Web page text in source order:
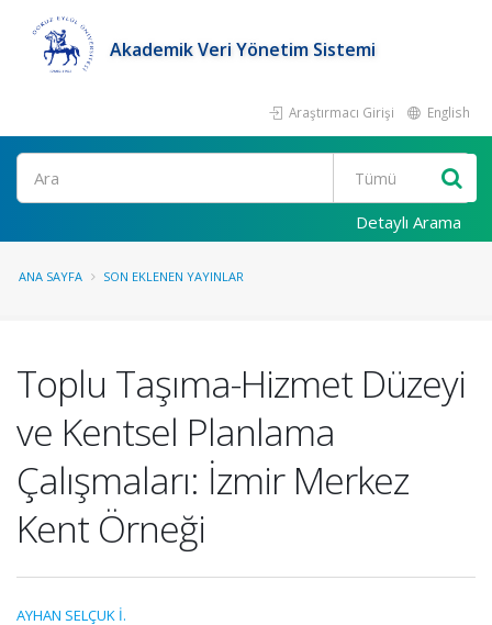
Akademik Veri Yönetim Sistemi
Araştırmacı Girişi English
Ara
Detaylı Arama
ANA SAYFA SON EKLENEN YAYINLAR
Toplu Taşıma-Hizmet Düzeyi
ve Kentsel Planlama
Çalışmaları: İzmir Merkez
Kent Örneği
AYHAN SELÇUK İ.